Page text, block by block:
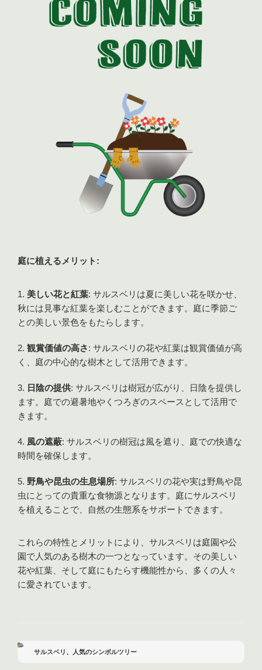
庭に植えるメリット:
美しい花と紅葉: サルスベリは夏に美しい花を咲かせ、
秋には見事な紅葉を楽しむことができます。庭に季節ご
との美しい景色をもたらします。
観賞価値の高さ: サルスベリの花や紅葉は観賞価値が高
く、庭の中心的な樹木として活用できます。
日陰の提供: サルスベリは樹冠が広がり、日陰を提供し
ます。庭での避暑地やくつろぎのスペースとして活用で
きます。
風の遮蔽: サルスベリの樹冠は風を遮り、庭での快適な
時間を確保します。
野鳥や昆虫の生息場所: サルスベリの花や実は野鳥や昆
虫にとっての貴重な食物源となります。庭にサルスベリ
を植えることで、自然の生態系をサポートできます。
これらの特性とメリットにより、サルスベリは庭園や公
園で人気のある樹木の一つとなっています。その美しい
花や紅葉、そして庭にもたらす機能性から、多くの人々
に愛されています。
カ
サルスベリ 、 人気のシンボルツリー